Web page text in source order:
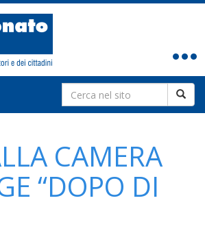
Toggle
Search
for:
CAMERA
“DOPO DI